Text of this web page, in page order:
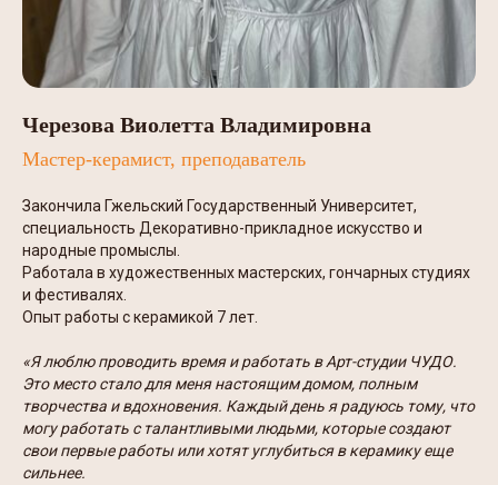
Черезова Виолетта Владимировна
Мастер-керамист, преподаватель
Закончила Гжельский Государственный Университет,
специальность Декоративно-прикладное искусство и
народные промыслы.
Работала в художественных мастерских, гончарных студиях
и фестивалях.
Опыт работы с керамикой 7 лет.
«Я люблю проводить время и работать в Арт-студии ЧУДО.
Это место стало для меня настоящим домом, полным
творчества и вдохновения. Каждый день я радуюсь тому, что
могу работать с талантливыми людьми, которые создают
свои первые работы или хотят углубиться в керамику еще
сильнее.